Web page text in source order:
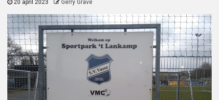
20 april 2023 Gerry Grave